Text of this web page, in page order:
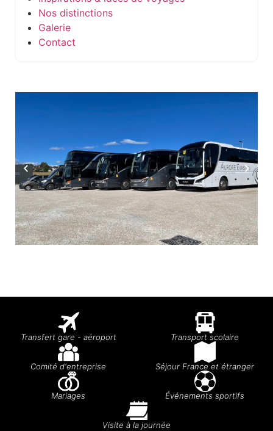
Nos distinctions
Galerie
Contact
Transfert gare - aéroport Transport scolaire
Comité d'entreprise Séjour France et étranger
Mariages Événements sportifs
Visite à la journée